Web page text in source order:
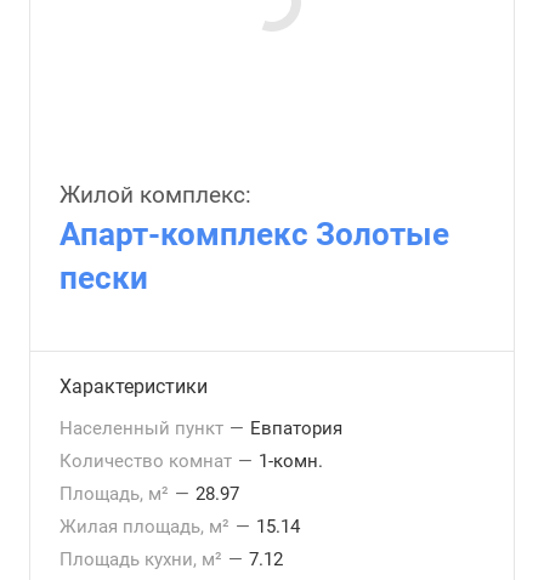
Жилой комплекс:
Апарт-комплекс Золотые
пески
Характеристики
Населенный пункт — Евпатория
Количество комнат — 1-комн.
Площадь, м² — 28.97
Жилая площадь, м² — 15.14
Площадь кухни, м² — 7.12